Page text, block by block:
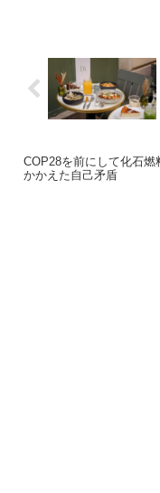
COP28を前にして化石燃
かかえた自己矛盾